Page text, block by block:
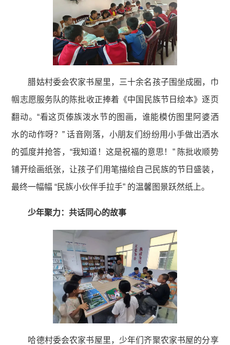
腊姑村委会农家书屋里，三十余名孩子围坐成圈，巾
帼志愿服务队的陈批收正捧着《中国民族节日绘本》逐页
翻动。“看这页傣族泼水节的图画，谁能模仿图里阿婆洒
水的动作呀？” 话音刚落，小朋友们纷纷用小手做出洒水
的弧度并抢答，“我知道！这是祝福的意思！” 陈批收顺势
铺开绘画纸张，让孩子们用笔描绘自己民族的节日盛装，
最终一幅幅 “民族小伙伴手拉手” 的温馨图景跃然纸上。
少年聚力：共话同心的故事
哈德村委会农家书屋里，少年们齐聚农家书屋的分享